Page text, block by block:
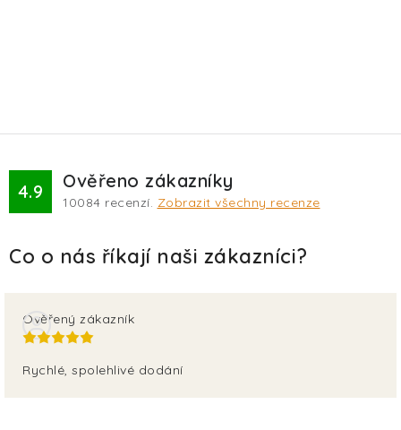
4.9 Ověřeno zákazníky
10084 recenzí. Zobrazit všechny recenze
Ověřený zákazník
Rychlé, spolehlivé dodání